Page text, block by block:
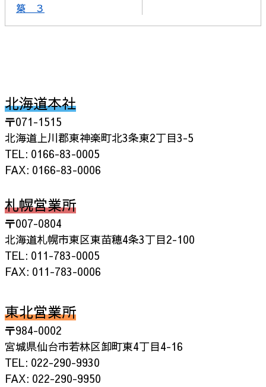
築 ３
北海道本社
〒071-1515
北海道上川郡東神楽町北3条東2丁目3-5
TEL: 0166-83-0005
FAX: 0166-83-0006
札幌営業所
〒007-0804
北海道札幌市東区東苗穂4条3丁目2-100
TEL: 011-783-0005
FAX: 011-783-0006
東北営業所
〒984-0002
宮城県仙台市若林区卸町東4丁目4-16
TEL: 022-290-9930
FAX: 022-290-9950